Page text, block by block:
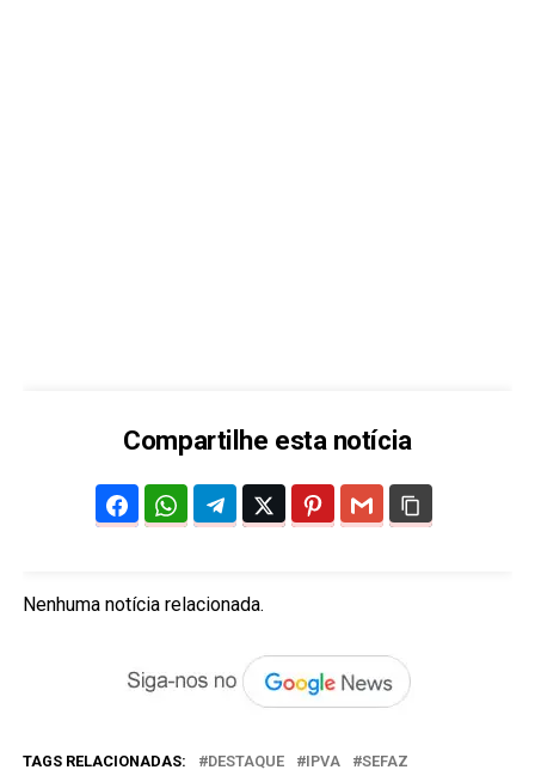
Compartilhe esta notícia
Nenhuma notícia relacionada.
TAGS RELACIONADAS: DESTAQUE IPVA SEFAZ